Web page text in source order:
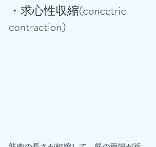
・求心性収縮(concetric
contraction)